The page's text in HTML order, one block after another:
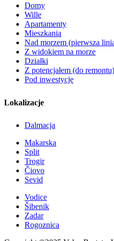
Domy
Wille
Apartamenty
Mieszkania
Nad morzem (pierwsza
Z widokiem na morze
Działki
Z potencjałem (do remontu)
Pod inwestycję
Lokalizacje
Dalmacja
Makarska
Split
Trogir
Čiovo
Sevid
Vodice
Šibenik
Zadar
Rogoznica